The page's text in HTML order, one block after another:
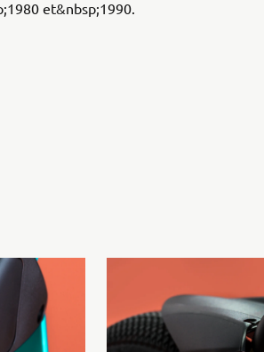
et&nbsp;1990.